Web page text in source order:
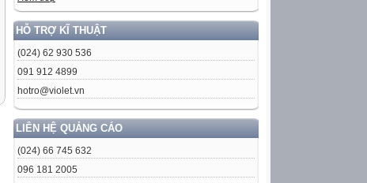
HỖ TRỢ KĨ THUẬT
(024) 62 930 536
091 912 4899
hotro@violet.vn
LIÊN HỆ QUẢNG CÁO
(024) 66 745 632
096 181 2005